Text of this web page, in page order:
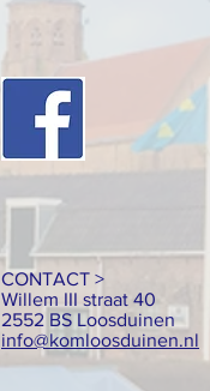
CONTACT >
Willem III straat 40
2552 BS Loosduinen
info@komloosduinen.nl